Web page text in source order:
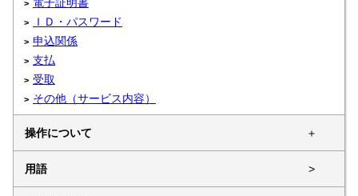
ＩＤ・パスワード
申込関係
支払
受取
その他（サービス内容）
操作について ＋
用語 >